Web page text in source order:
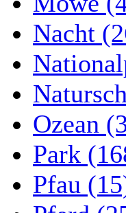
Nacht
Ozean
Park
Pfau